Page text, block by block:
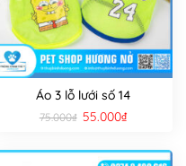
Áo 3 lỗ lưới số 14
75.000₫ Giá
gốc
75.000₫.
55.000₫Giá
hiện
là:
55.000₫.